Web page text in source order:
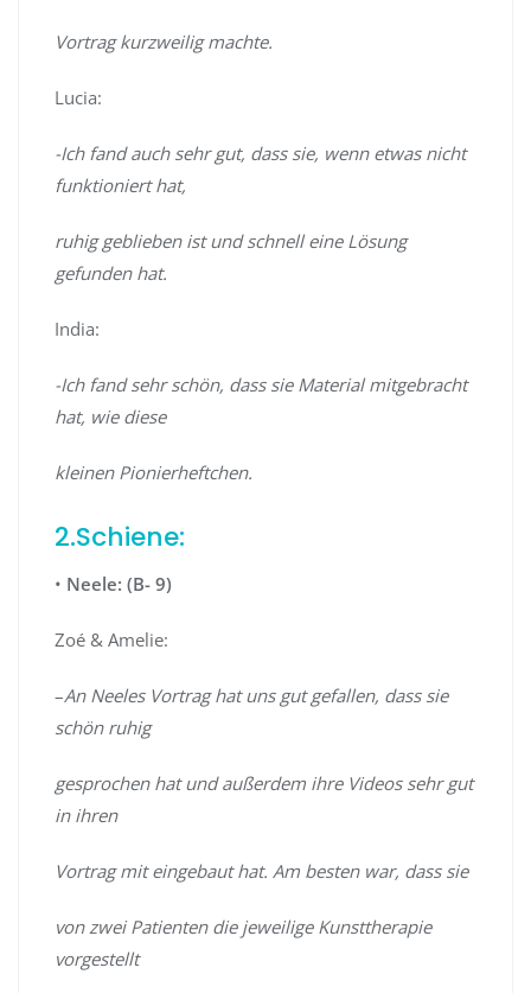
Vortrag kurzweilig machte.
Lucia:
-Ich fand auch sehr gut, dass sie, wenn etwas nicht
funktioniert hat,
ruhig geblieben ist und schnell eine Lösung
gefunden hat.
India:
-Ich fand sehr schön, dass sie Material mitgebracht
hat, wie diese
kleinen Pionierheftchen.
2.Schiene:
• Neele: (B- 9)
Zoé & Amelie:
–An Neeles Vortrag hat uns gut gefallen, dass sie
schön ruhig
gesprochen hat und außerdem ihre Videos sehr gut
in ihren
Vortrag mit eingebaut hat. Am besten war, dass sie
von zwei Patienten die jeweilige Kunsttherapie
vorgestellt